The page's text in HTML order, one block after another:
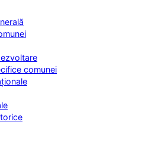
comunei